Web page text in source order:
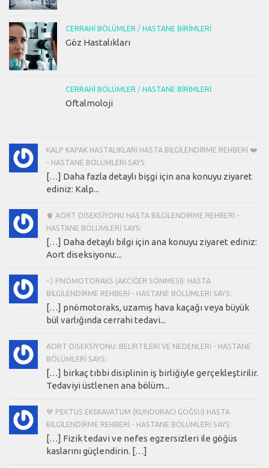
CERRAHI BÖLÜMLER / HASTANE BIRIMLERI
Göz Hastalıkları
CERRAHI BÖLÜMLER / HASTANE BIRIMLERI
Oftalmoloji
KALP KAPAK HASTALIKLARI HASTA BILGILENDIRME REHBERI ❤️
- HASTANE BÖLÜMLERI SAYS:
[…] Daha fazla detaylı bişgi için ana konuyu ziyaret
ediniz: Kalp...
🫀 AORT DISEKSIYONU HASTA BILGILENDIRME REHBERI -
HASTANE BÖLÜMLERI SAYS:
[…] Daha detaylı bilgi için ana konuyu ziyaret ediniz:
Aort diseksiyonu:...
💨 PNÖMOTORAKS (AKCIĞER SÖNMESI): HASTA
BILGILENDIRME REHBERI - HASTANE BÖLÜMLERI SAYS:
[…] pnömotoraks, uzamış hava kaçağı veya büyük
bül varlığında cerrahi tedavi...
AORT DISEKSIYONU: BELIRTILERI VE NEDENLERI - HASTANE
BÖLÜMLERI SAYS:
[…] birkaç tıbbi disiplinin iş birliğiyle gerçekleştirilir.
Tedaviyi üstlenen ana bölüm...
💙 PEKTUS EKSKAVATUM (KUNDURACI GÖĞSÜ) HASTA
BILGILENDIRME REHBERI - HASTANE BÖLÜMLERI SAYS:
[…] Fizik tedavi ve nefes egzersizleri ile göğüs
kaslarını güçlendirin. […]